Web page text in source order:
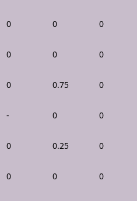
0 0 0
0 0 0
0 0.75 0
- 0 0
0 0.25 0
0 0 0